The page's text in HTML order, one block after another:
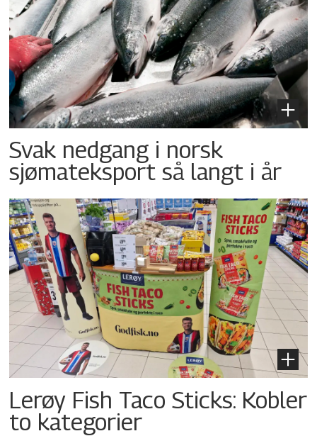
Svak nedgang i norsk
sjømateksport så langt i år
Lerøy Fish Taco Sticks: Kobler
to kategorier